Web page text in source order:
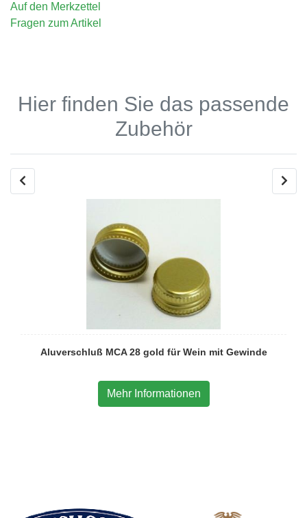
Auf den Merkzettel
Fragen zum Artikel
Hier finden Sie das passende
Zubehör
Aluverschluß MCA 28 gold für Wein mit Gewinde
Mehr Informationen